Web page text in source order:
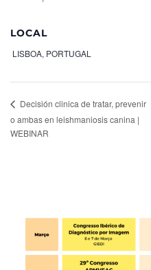
LOCAL
LISBOA, PORTUGAL
Decisión clinica de tratar, prevenir
o ambas en leishmaniosis canina |
WEBINAR